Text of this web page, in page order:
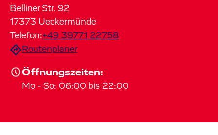
Belliner Str. 92
17373 Ueckermünde
Telefon:+49 39771 22758
Routenplaner
Öffnungszeiten:
Mo - So: 06:00 bis 22:00